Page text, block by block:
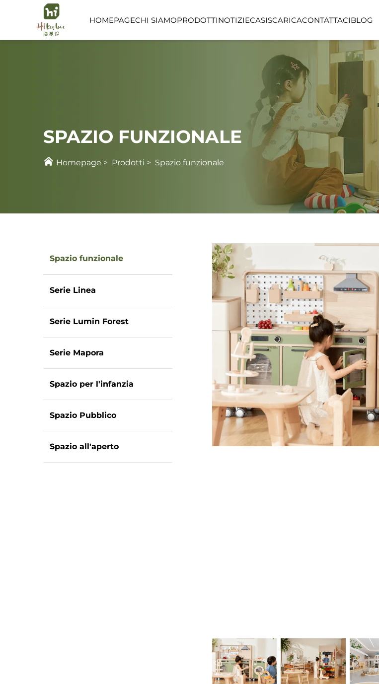
HOMEPAGECHI SIAMOPRODOTTI
SERIE LINEA
SPAZIO PUBBLICO
NOTIZIECASISCARICACONTATTACIBLOG
SPAZIO FUNZIONALE
Homepage > Prodotti > Spazio funzionale
Spazio funzionale
Serie Linea
Serie Lumin Forest
Serie Mapora
Spazio per l'infanzia
Spazio Pubblico
Spazio all'aperto